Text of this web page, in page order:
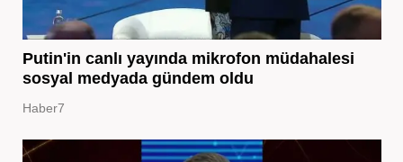
Putin'in canlı yayında mikrofon müdahalesi
sosyal medyada gündem oldu
Haber7